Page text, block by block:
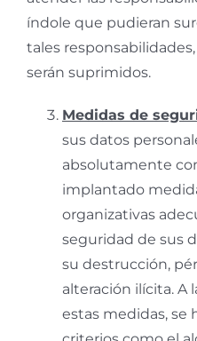
índole que pudieran
tales
serán suprimidos.
Medidas de
sus datos
absolutamente
implantado
organizativas
seguridad de sus
su destrucción,
alteración ilícita. A
estas medidas, se